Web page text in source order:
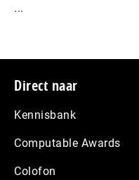
...
Footer
Direct naar
Kennisbank
Computable Awards
Colofon